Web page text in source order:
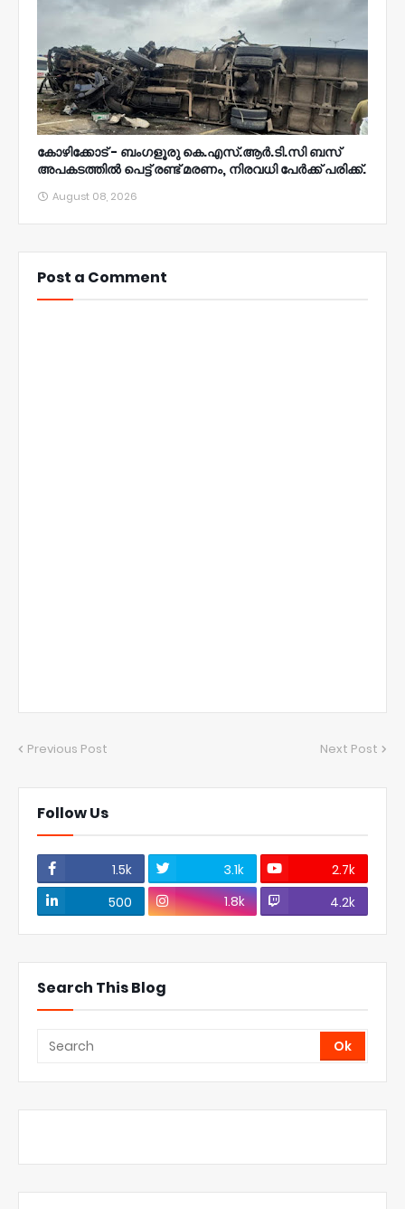
കോഴിക്കോട് - ബംഗളൂരു കെ.എസ്.ആർ.ടി.സി ബസ്
അപകടത്തിൽ പെട്ട് രണ്ട് മരണം, നിരവധി പേർക്ക് പരിക്ക്.
August 08, 2026
Post a Comment
Previous Post Next Post
Follow Us
1.5k 3.1k
2.7k
500
1.8k 4.2k
Search This Blog